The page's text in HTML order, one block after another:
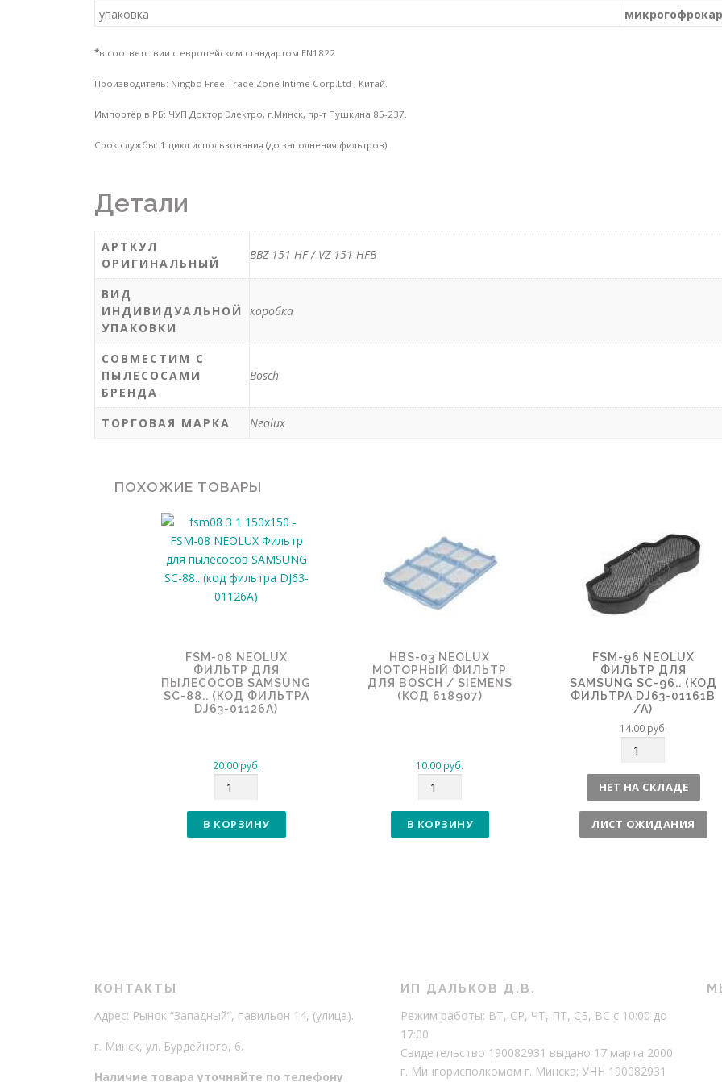
упаковка
*в соответствии с европейским стандартом EN1822
Производитель: Ningbo Free Trade Zone Intime Corp.Ltd , Китай.
Импортёр в РБ: ЧУП Доктор Электро, г.Минск, пр-т Пушкина 85-237.
Срок службы: 1 цикл использования (до заполнения фильтров).
Детали
АРТКУЛ
ОРИГИНАЛЬНЫЙ
BBZ 151 HF / VZ 151 HFB
ВИД
ИНДИВИДУАЛЬНОЙ
УПАКОВКИ
коробка
СОВМЕСТИМ С
ПЫЛЕСОСАМИ
БРЕНДА
Bosch
ТОРГОВАЯ МАРКА Neolux
ПОХОЖИЕ ТОВАРЫ
FSM-08 NEOLUX
ФИЛЬТР ДЛЯ
ПЫЛЕСОСОВ SAMSUNG
SC-88.. (КОД ФИЛЬТРА
DJ63-01126A)
20.00 руб.
л
и
В КОРЗИНУ
HBS-03 NEOLUX
МОТОРНЫЙ ФИЛЬТР
ДЛЯ BOSCH / SIEMENS
(КОД 618907)
10.00 руб.
л
и
В КОРЗИНУ
FSM-96 NEOLUX
ФИЛЬТР ДЛЯ
SAMSUNG SC-96.. (КОД
ФИЛЬТРА DJ63-01161B
/A)
14.00 руб.
л
и
ч
е
НЕТ НА СКЛАДЕ
ЛИСТ ОЖИДАНИЯ
КОНТАКТЫ
Адрес: Рынок “Западный”, павильон 14, (улица).
г. Минск, ул. Бурдейного, 6.
Наличие товара уточняйте по телефону
ИП ДАЛЬКОВ Д.В.
Режим работы: ВТ, СР, ЧТ, ПТ, СБ, ВС с 10:00 до
17:00
Свидетельство 190082931 выдано 17 марта 2000
г. Мингорисполкомом г. Минска; УНН 190082931